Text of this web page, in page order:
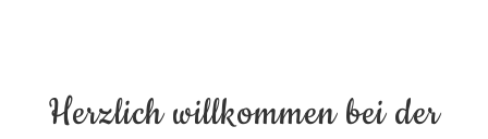
Herzlich willkommen bei der